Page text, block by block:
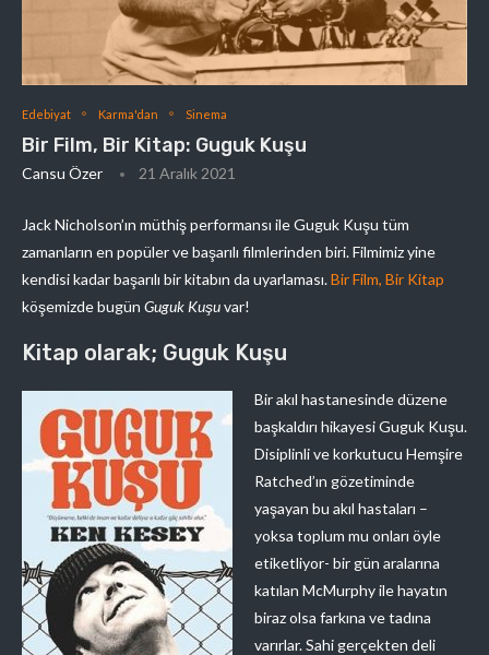
Edebiyat Karma'dan Sinema
Bir Film, Bir Kitap: Guguk Kuşu
Cansu Özer 21 Aralık 2021
Jack Nicholson’ın müthiş performansı ile Guguk Kuşu tüm
zamanların en popüler ve başarılı filmlerinden biri. Filmimiz yine
kendisi kadar başarılı bir kitabın da uyarlaması.Bir Film, Bir Kitap
köşemizde bugün Guguk Kuşuvar!
Kitap olarak; Guguk Kuşu
Bir akıl hastanesinde düzene
başkaldırı hikayesi Guguk Kuşu.
Disiplinli ve korkutucu Hemşire
Ratched’ın gözetiminde
yaşayan bu akıl hastaları –
yoksa toplum mu onları öyle
etiketliyor- bir gün aralarına
katılan McMurphy ile hayatın
biraz olsa farkına ve tadına
varırlar. Sahi gerçekten deli